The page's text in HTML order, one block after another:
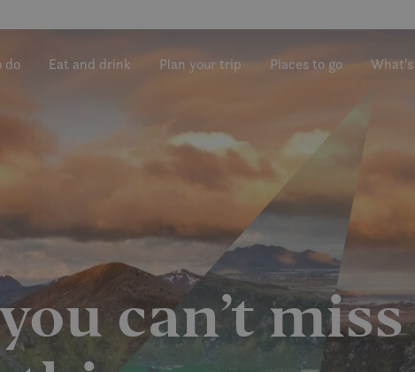
do Eat and drink Plan your trip Places to go What's
can’t